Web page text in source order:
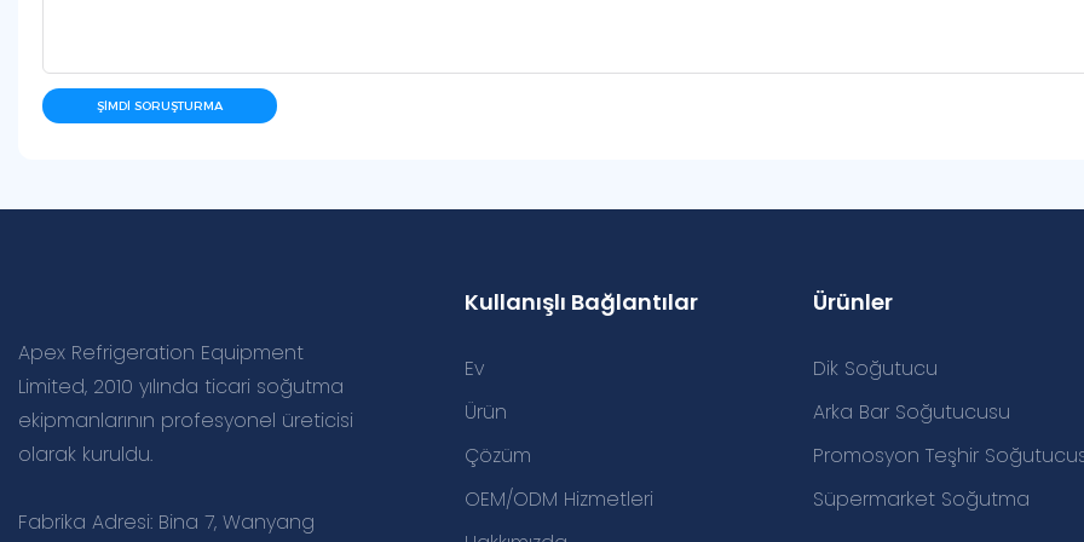
ŞIMDI SORUŞTURMA
Apex Refrigeration Equipment
Limited, 2010 yılında ticari soğutma
ekipmanlarının profesyonel üreticisi
olarak kuruldu.
Fabrika Adresi: Bina 7, Wanyang
Kullanışlı Bağlantılar
Ev
Ürün
Çözüm
OEM/ODM Hizmetleri
Ürünler
Dik Soğutucu
Arka Bar Soğutucusu
Promosyon Teşhir
Süpermarket Soğutma